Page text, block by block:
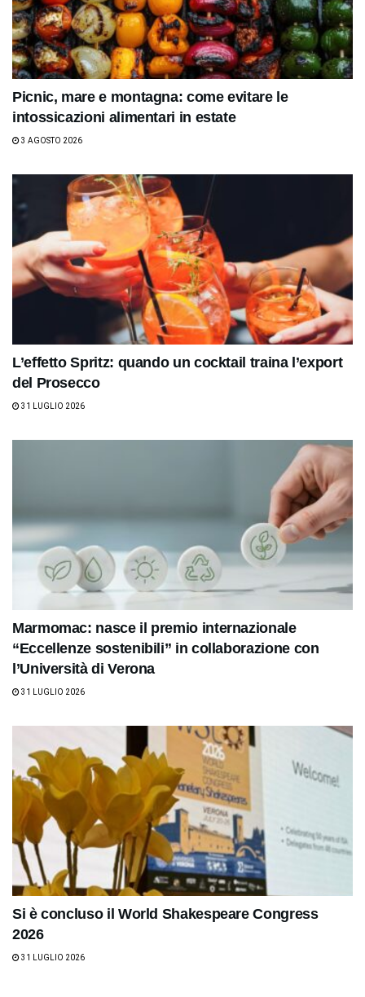
Picnic, mare e montagna: come evitare le
intossicazioni alimentari in estate
3 AGOSTO 2026
L’effetto Spritz: quando un cocktail traina l’export
del Prosecco
31 LUGLIO 2026
Marmomac: nasce il premio internazionale
“Eccellenze sostenibili” in collaborazione con
l’Università di Verona
31 LUGLIO 2026
Si è concluso il World Shakespeare Congress
2026
31 LUGLIO 2026